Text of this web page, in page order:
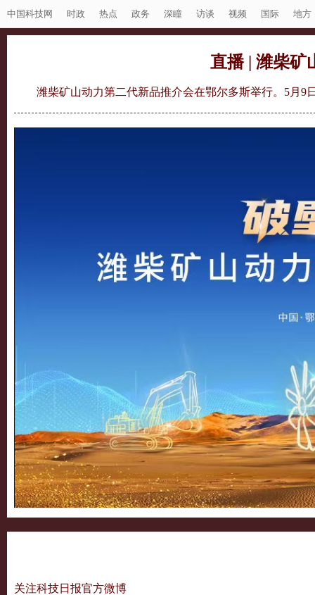
中国科技网 时政 热点 政务 深瞳 访谈 视频 国际 地方
直播 | 潍柴矿
潍柴矿山动力第二代新品推介会在鄂尔多斯举行。5月9
关注科技日报官方微博